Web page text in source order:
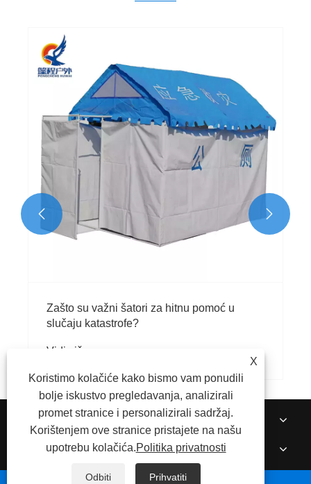
pomoć u
Kako se postavlja tkanina
za šator na uvlačenje?
pruža korak po korak vodič
 
O NAMA
PROIZVODI
X
Koristimo kolačiće kako bismo vam ponudili
bolje iskustvo pregledavanja, analizirali
promet stranice i personalizirali sadržaj.
Korištenjem ove stranice pristajete na našu
upotrebu kolačića.Politika privatnosti
Odbiti Prihvatiti